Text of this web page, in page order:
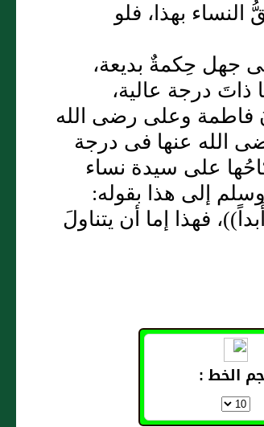
بهذا، فلو
جهل حِكمةٌ بديعة،
درجة عالية،
فاطمة وعلى رضى الله
الله عنها فى درجة
على سيدة نساء
إلى هذا بقوله:
فهذا إما أن يتناولَ
الخط :